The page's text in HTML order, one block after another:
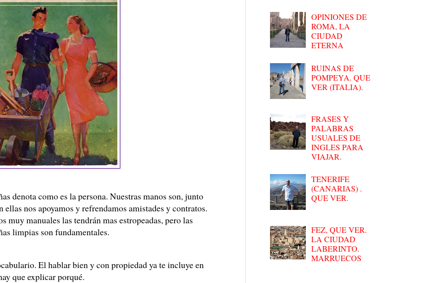
denota como es la persona. Nuestras manos son, junto
ellas nos apoyamos y refrendamos amistades y contratos.
muy manuales las tendrán mas estropeadas, pero las
limpias son fundamentales.
El hablar bien y con propiedad ya te incluye en
que explicar porqué.
OPINIONES DE
ROMA, LA
CIUDAD
ETERNA
RUINAS DE
POMPEYA. QUE
VER (ITALIA).
FRASES Y
PALABRAS
USUALES DE
INGLES PARA
VIAJAR.
TENERIFE
(CANARIAS) .
QUE VER.
FEZ, QUE VER.
LA CIUDAD
LABERINTO.
MARRUECOS